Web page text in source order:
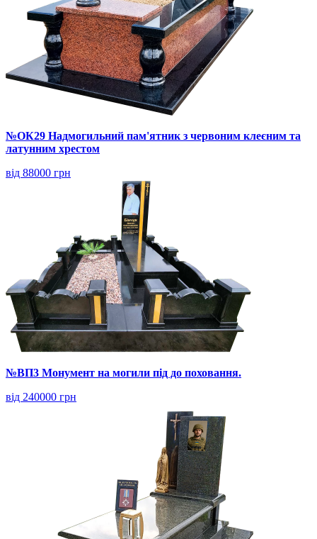
№ОК29 Надмогильний пам'ятник з червоним клеєним та
латунним хрестом
від 88000 грн
№ВП3 Монумент на могили під до поховання.
від 240000 грн